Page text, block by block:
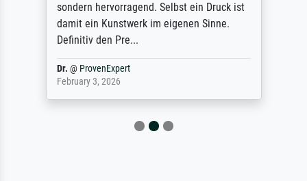
sondern hervorragend. Selbst ein Druck ist
damit ein Kunstwerk im eigenen Sinne.
Definitiv den Pre...
Dr. @ ProvenExpert
February 3, 2026